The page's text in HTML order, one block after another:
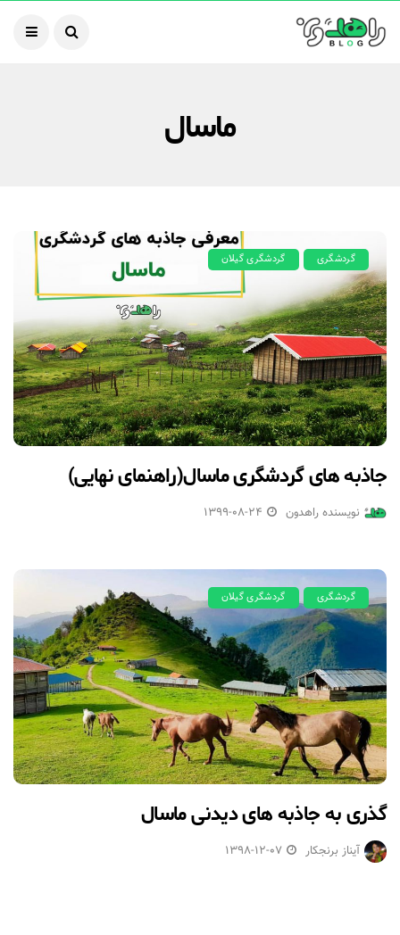
ماسال
گردشگری گردشگری گیلان
جاذبه های گردشگری ماسال(راهنمای نهایی)
نویسنده راهدون 1399-08-24
گردشگری گردشگری گیلان
گذری به جاذبه های دیدنی ماسال
آیناز برنجکار 1398-12-07